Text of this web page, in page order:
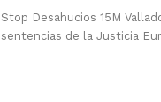
Stop Desahucios 15M
sentencias de la Justicia